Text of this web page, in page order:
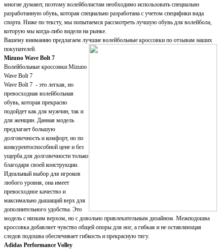
многие думают, поэтому волейболистам необходимо использовать специально
разработанную обувь, которая специально разработана с учетом специфики вида
спорта. Ниже по тексту, мы попытаемся рассмотреть лучшую обувь для волейбола,
которую мы когда-либо видели на рынке.
Вашему вниманию предлагаем лучшие волейбольные кроссовки по отзывам наших
покупателей.
Mizuno Wave Bolt 7
Волейбольные кроссовки Mizuno
Wave Bolt 7
Wave Bolt 7 - это легкая, но
превосходная волейбольная
обувь, которая прекрасно
подойдет как для мужчин, так и
для женщин. Данная модель
предлагает большую
долговечность и комфорт, но по
конкурентоспособной цене и без
ущерба для долговечности только
благодаря своей конструкции.
Идеальный выбор для игроков
любого уровня, она имеет
превосходное качество и
максимально дышащий верх для
дополнительного удобства. Это
модель с низким верхом, но с довольно привлекательным дизайном. Межподошва
кроссовка добавляет чувство общей опоры для ног, а гибкая и не оставляющая
следов подошва обеспечивает гибкость и прекрасную тягу.
Adidas Performance Volley